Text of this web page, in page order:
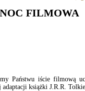
FILMOWA
Państwu iście filmową
adaptacji książki J.R.R.